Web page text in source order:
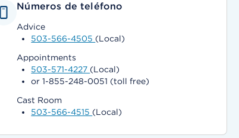
Números de teléfono
Advice
503-566-4505 (Local)
Appointments
503-571-4227 (Local)
or 1-855-248-0051 (toll free)
Cast Room
503-566-4515 (Local)